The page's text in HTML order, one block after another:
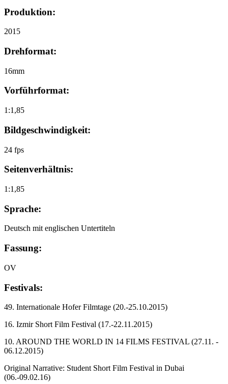
Produktion:
2015
Drehformat:
16mm
Vorführformat:
1:1,85
Bildgeschwindigkeit:
24 fps
Seitenverhältnis:
1:1,85
Sprache:
Deutsch mit englischen Untertiteln
Fassung:
OV
Festivals:
49. Internationale Hofer Filmtage (20.-25.10.2015)
16. Izmir Short Film Festival (17.-22.11.2015)
10. AROUND THE WORLD IN 14 FILMS FESTIVAL (27.11. -
06.12.2015)
Original Narrative: Student Short Film Festival in Dubai
(06.-09.02.16)